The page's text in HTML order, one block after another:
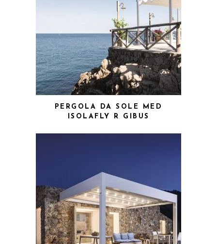
PERGOLA DA SOLE MED
ISOLAFLY R GIBUS